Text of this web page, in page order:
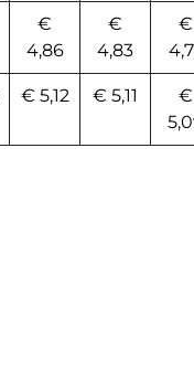
€
4,86
€
4,83
€
€ 5,12 € 5,11
€